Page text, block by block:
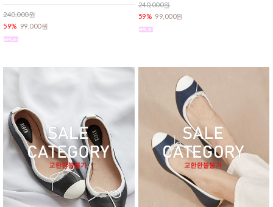
240,000원
59% 99,000원
240,000원
59% 99,000원